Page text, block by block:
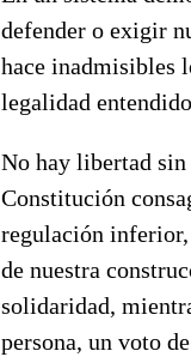
defender o exigir
hace inadmisibles
legalidad
No hay libertad
Constitución
regulación
de nuestra
solidaridad,
persona, un voto